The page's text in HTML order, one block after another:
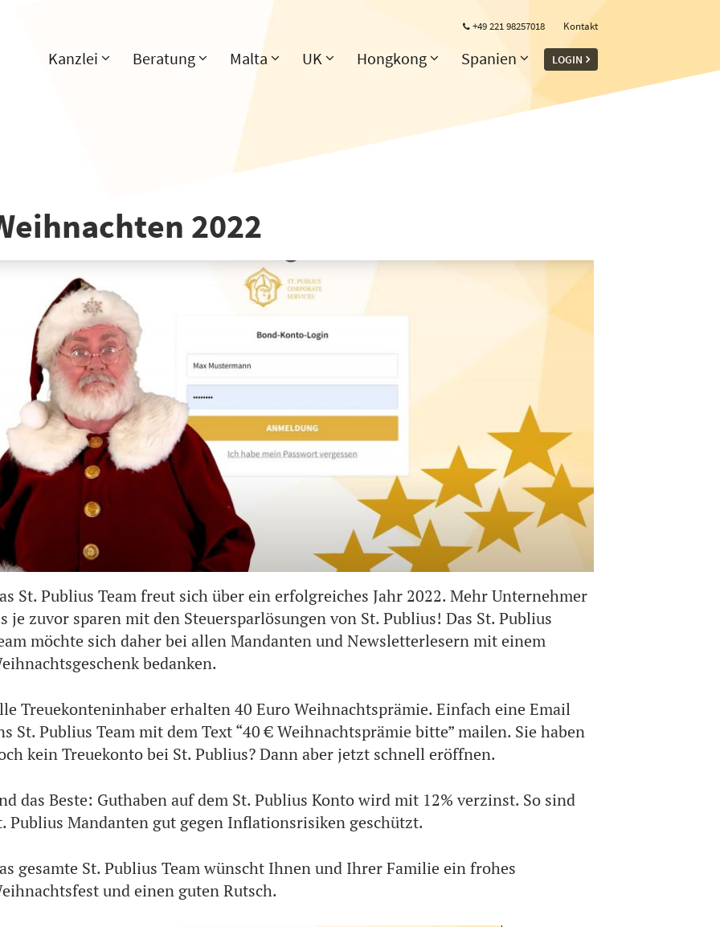
+49 221 98257018 Kontakt
Kanzlei Beratung Malta UK Hongkong Spanien LOGIN
2022
St. Publius Team freut sich über ein erfolgreiches Jahr 2022. Mehr Unternehmer
je zuvor sparen mit den Steuersparlösungen von St. Publius! Das St. Publius
möchte sich daher bei allen Mandanten und Newsletterlesern mit einem
bedanken.
Treuekonteninhaber erhalten 40 Euro Weihnachtsprämie. Einfach eine Email
St. Publius Team mit dem Text “40 € Weihnachtsprämie bitte” mailen. Sie haben
kein Treuekonto bei St. Publius? Dann aber jetzt schnell eröffnen.
das Beste: Guthaben auf dem St. Publius Konto wird mit 12% verzinst. So sind
Publius Mandanten gut gegen Inflationsrisiken geschützt.
gesamte St. Publius Team wünscht Ihnen und Ihrer Familie ein frohes
und einen guten Rutsch.